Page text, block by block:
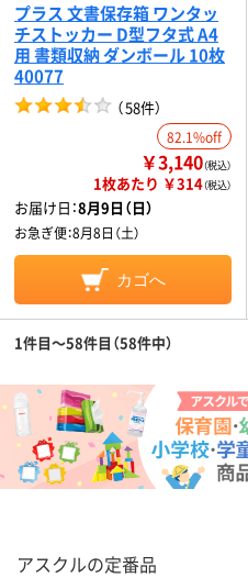
プラス 文書保存箱 ワンタッ
チストッカー D型フタ式 A4
用 書類収納 ダンボール 10枚
40077
（58件）
82.1%off
￥3,140（税込）
1枚あたり ￥314（税込）
お届け日：8月9日（日）
お急ぎ便：8月8日（土）
カゴへ
1件目～58件目（58件中）
アスクルの定番品